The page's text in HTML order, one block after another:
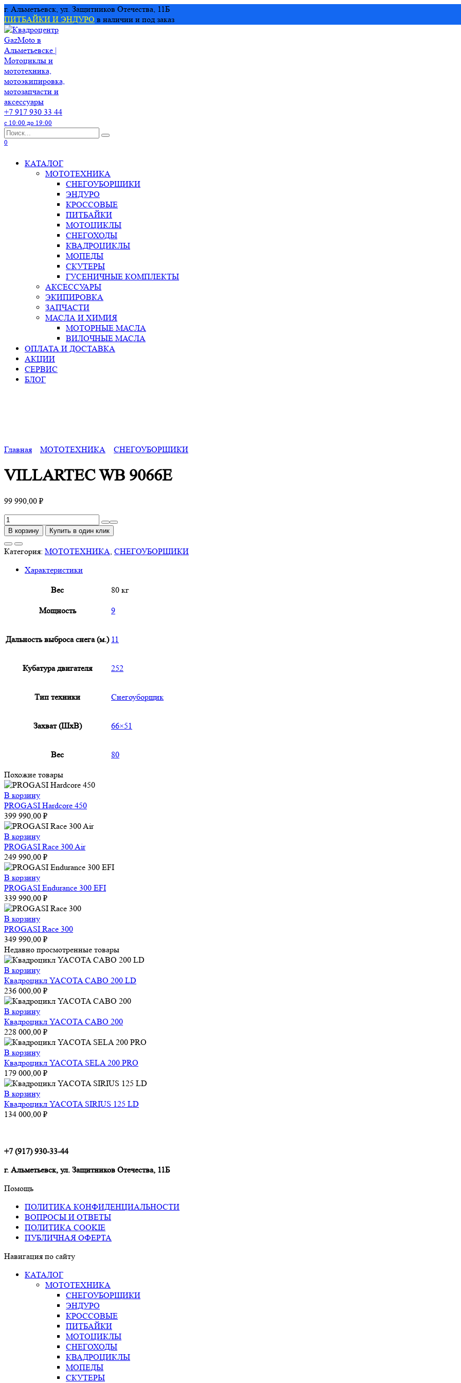
Перейти
к
содержанию
г. Альметьевск, ул. Защитников Отечества, 11Б
ПИТБАЙКИ И ЭНДУРО в наличии и под заказ
+7 917 930 33 44
с 10:00 до 19:00
Search
for:
0
КАТАЛОГ
МОТОТЕХНИКА
СНЕГОУБОРЩИКИ
ЭНДУРО
КРОССОВЫЕ
ПИТБАЙКИ
МОТОЦИКЛЫ
СНЕГОХОДЫ
КВАДРОЦИКЛЫ
МОПЕДЫ
СКУТЕРЫ
ГУСЕНИЧНЫЕ КОМПЛЕКТЫ
АКСЕССУАРЫ
ЭКИПИРОВКА
ЗАПЧАСТИ
МАСЛА И ХИМИЯ
МОТОРНЫЕ МАСЛА
ВИЛОЧНЫЕ МАСЛА
ОПЛАТА И ДОСТАВКА
АКЦИИ
СЕРВИС
БЛОГ
Главная МОТОТЕХНИКА СНЕГОУБОРЩИКИ
VILLARTEC WB 9066E
99 990,00 ₽
Количество
товара
WB
В корзину Купить в один клик
Категория: МОТОТЕХНИКА, СНЕГОУБОРЩИКИ
Характеристики
Вес 80 кг
Мощность 9
Дальность выброса снега (м.) 11
Кубатура двигателя 252
Тип техники Снегоуборщик
Захват (ШxВ) 66×51
Вес 80
Похожие товары
В корзину
PROGASI Hardcore 450
399 990,00 ₽
В корзину
PROGASI Race 300 Air
249 990,00 ₽
В корзину
PROGASI Endurance 300 EFI
339 990,00 ₽
В корзину
PROGASI Race 300
349 990,00 ₽
Недавно просмотренные товары
В корзину
Квадроцикл YACOTA CABO 200 LD
236 000,00 ₽
В корзину
Квадроцикл YACOTA CABO 200
228 000,00 ₽
В корзину
Квадроцикл YACOTA SELA 200 PRO
179 000,00 ₽
В корзину
Квадроцикл YACOTA SIRIUS 125 LD
134 000,00 ₽
+7 (917) 930-33-44
г. Альметьевск, ул. Защитников Отечества, 11Б
Помощь
ПОЛИТИКА КОНФИДЕНЦИАЛЬНОСТИ
ВОПРОСЫ И ОТВЕТЫ
ПОЛИТИКА COOKIE
ПУБЛИЧНАЯ ОФЕРТА
Навигация по сайту
КАТАЛОГ
МОТОТЕХНИКА
СНЕГОУБОРЩИКИ
ЭНДУРО
КРОССОВЫЕ
ПИТБАЙКИ
МОТОЦИКЛЫ
СНЕГОХОДЫ
КВАДРОЦИКЛЫ
МОПЕДЫ
СКУТЕРЫ